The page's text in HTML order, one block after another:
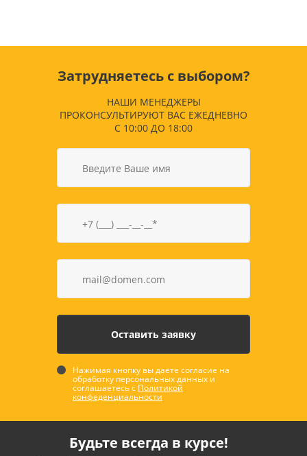
Затрудняетесь с выбором?
НАШИ МЕНЕДЖЕРЫ
ПРОКОНСУЛЬТИРУЮТ ВАС ЕЖЕДНЕВНО
С 10:00 ДО 18:00
Нажимая кнопку вы даете согласие на
обработку персональных данных и
соглашаетесь с Политикой
конфеденциальности
Будьте всегда в курсе!